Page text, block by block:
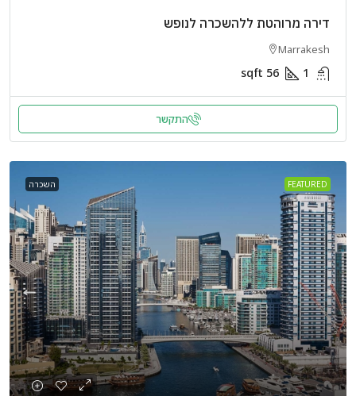
דירה מרוהטת ללהשכרה לנופש
Marrakesh
1
56
sqft
התקשר
FEATURED השכרה